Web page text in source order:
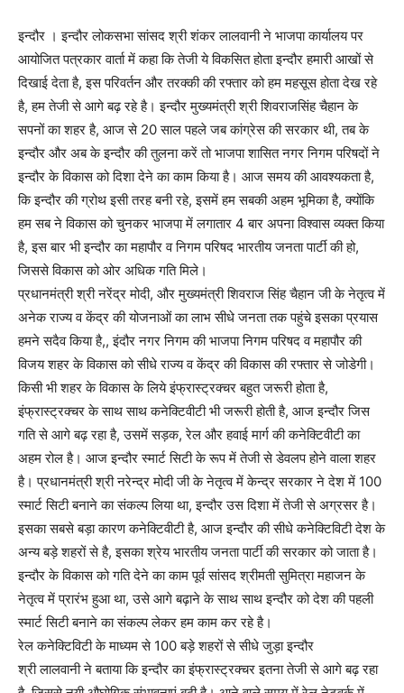
इन्दौर । इन्दौर लोकसभा सांसद श्री शंकर लालवानी ने भाजपा कार्यालय पर
आयोजित पत्रकार वार्ता में कहा कि तेजी ये विकसित होता इन्दौर हमारी आखों से
दिखाई देता है, इस परिवर्तन और तरक्की की रफ्तार को हम महसूस होता देख रहे
है, हम तेजी से आगे बढ़ रहे है। इन्दौर मुख्यमंत्री श्री शिवराजसिंह चैहान के
सपनों का शहर है, आज से 20 साल पहले जब कांग्रेस की सरकार थी, तब के
इन्दौर और अब के इन्दौर की तुलना करें तो भाजपा शासित नगर निगम परिषदों ने
इन्दौर के विकास को दिशा देने का काम किया है। आज समय की आवश्यकता है,
कि इन्दौर की ग्रोथ इसी तरह बनी रहे, इसमें हम सबकी अहम भूमिका है, क्योंकि
हम सब ने विकास को चुनकर भाजपा में लगातार 4 बार अपना विश्वास व्यक्त किया
है, इस बार भी इन्दौर का महापौर व निगम परिषद भारतीय जनता पार्टी की हो,
जिससे विकास को ओर अधिक गति मिले।
प्रधानमंत्री श्री नरेंद्र मोदी, और मुख्यमंत्री शिवराज सिंह चैहान जी के नेतृत्व में
अनेक राज्य व केंद्र की योजनाओं का लाभ सीधे जनता तक पहुंचे इसका प्रयास
हमने सदैव किया है,, इंदौर नगर निगम की भाजपा निगम परिषद व महापौर की
विजय शहर के विकास को सीधे राज्य व केंद्र की विकास की रफ्तार से जोडेगी।
किसी भी शहर के विकास के लिये इंफ्रास्ट्रक्चर बहुत जरूरी होता है,
इंफ्रास्ट्रक्चर के साथ साथ कनेक्टिवीटी भी जरूरी होती है, आज इन्दौर जिस
गति से आगे बढ़ रहा है, उसमें सड़क, रेल और हवाई मार्ग की कनेक्टिवीटी का
अहम रोल है। आज इन्दौर स्मार्ट सिटी के रूप में तेजी से डेवलप होने वाला शहर
है। प्रधानमंत्री श्री नरेन्द्र मोदी जी के नेतृत्व में केन्द्र सरकार ने देश में 100
स्मार्ट सिटी बनाने का संकल्प लिया था, इन्दौर उस दिशा में तेजी से अग्रसर है।
इसका सबसे बड़ा कारण कनेक्टिवीटी है, आज इन्दौर की सीधे कनेक्टिविटी देश के
अन्य बड़े शहरों से है, इसका श्रेय भारतीय जनता पार्टी की सरकार को जाता है।
इन्दौर के विकास को गति देने का काम पूर्व सांसद श्रीमती सुमित्रा महाजन के
नेतृत्व में प्रारंभ हुआ था, उसे आगे बढ़ाने के साथ साथ इन्दौर को देश की पहली
स्मार्ट सिटी बनाने का संकल्प लेकर हम काम कर रहे है।
रेल कनेक्टिविटी के माध्यम से 100 बड़े शहरों से सीधे जुड़ा इन्दौर
श्री लालवानी ने बताया कि इन्दौर का इंफ्रास्ट्रक्चर इतना तेजी से आगे बढ़ रहा